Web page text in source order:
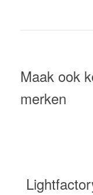
Maak ook
merken